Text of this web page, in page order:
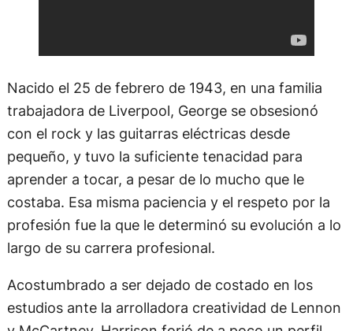
Nacido el 25 de febrero de 1943, en una familia
trabajadora de Liverpool, George se obsesionó
con el rock y las guitarras eléctricas desde
pequeño, y tuvo la suficiente tenacidad para
aprender a tocar, a pesar de lo mucho que le
costaba. Esa misma paciencia y el respeto por la
profesión fue la que le determinó su evolución a lo
largo de su carrera profesional.
Acostumbrado a ser dejado de costado en los
estudios ante la arrolladora creatividad de Lennon